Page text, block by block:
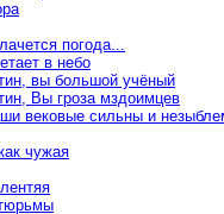
погода...
в небо
вы большой учёный
Вы гроза мздоимцев
вековые сильны и
чужая